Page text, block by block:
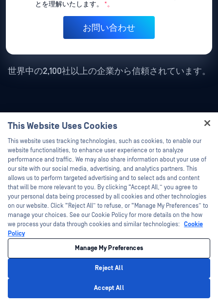
とを理解いたします。
*。
世界中の2,100社以上の企業から信頼されています。
プラットフォーム
ファイル・セキュリティ
Cloud
テクノロジー
AIコンテンツインスペクター
Metascan™ Multiscanning
ファイルタイプ検出™
This Website Uses Cookies
This website uses tracking technologies, such as cookies, to enable our
website functionalities, to enhance user experience or to analyze
performance and traffic. We may also share information about your use of
our site with our social media, advertising, and analytics partners. This
allows us to perform targeted advertising and to select ads and content
that will be more relevant to you. By clicking “Accept All,” you agree to
your personal data being processed by all cookies and other technologies
on our website. Click “Reject All” to refuse, or “Manage My Preferences” to
manage your choices. See our Cookie Policy for more details on the how
we process your data through cookies and similar technologies: Cookie
Policy
Manage My Preferences
Reject All
Accept All
Hey there!
I'm Ozzy, your OPSWAT virtual assistant.
How can I help you secure what's critical
today?